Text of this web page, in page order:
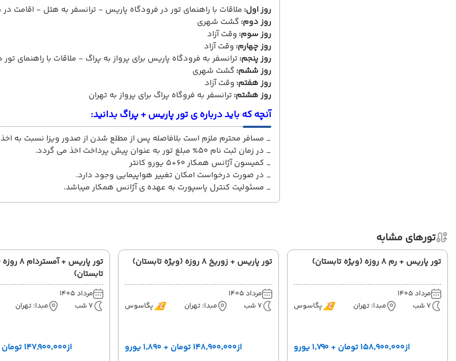
روز اول: ملاقات با راهنمای تور در فرودگاه پاریس - ترانسفر به هتل - اقامت
روز دوم: گشت شهری
روز سوم: وقت آزاد
روز چهارم: وقت آزاد
روز پنجم: ترانسفر به فرودگاه پاریس برای پرواز به پراگ - ملاقات با راهنمای
روز ششم: گشت شهری
روز هفتم: وقت آزاد
روز هشتم: ترانسفر به فروگاه پراگ برای پرواز به تهران
آنچه که باید درباره ی تور پاریس + پراگ بدانید:
_ مسافر محترم ملزم است بلافاصله پس از مطلع شدن از صدور ویزا نسبت به اخذ
_ در زمان ثبت نام 50% مبلغ تور به عنوان پیش پرداخت اخذ می گردد.
_ کمیسون آژانس همکار 60+5 یورو کانتر
_ در صورت درخواست امکان تغییر هواپیمایی وجود دارد.
_ مسئولیت کنترل پاسپورت به عهده ی آژانس همکار میباشد.
تورهای مشابه
تور پاریس + رم 8 روزه (ویژه تابستان)
مرداد 1405
7 شب
مبدا: تهران پگاسوس
از۱۵۸٬۹۰۰٬۰۰۰ تومان + ۱٬۷۹۰ یورو
تور پاریس + زوریخ 8 روزه (ویژه تابستان)
مرداد 1405
7 شب
مبدا: تهران پگاسوس
از۱۴۸٬۹۰۰٬۰۰۰ تومان + ۱٬۸۹۰ یورو
تور پاریس +
تابستان)
مرداد 1405
7 شب
مبدا: تهران
از۱۴۷٬۹۰۰٬۰۰۰ تومان + ۱٬۸۹۰ یورو